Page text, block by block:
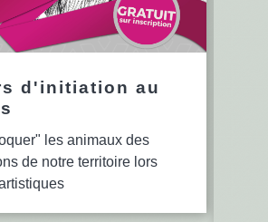
d'initiation au
les animaux des
de notre territoire lors